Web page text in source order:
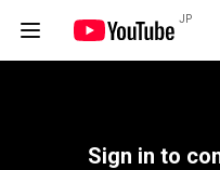
JP
Sign in to